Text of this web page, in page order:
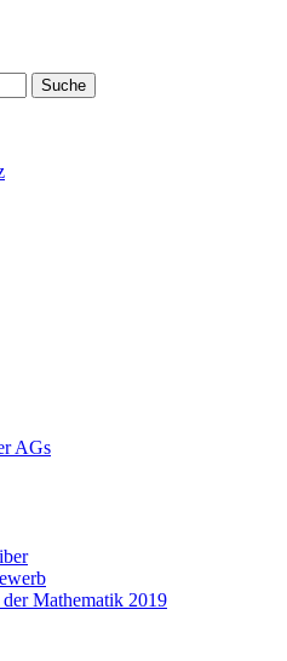
AGs
Mathematik 2019